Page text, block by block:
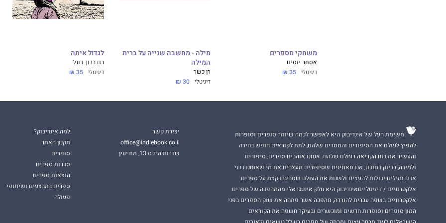
משחקי מספרים
אסתר יוסים
דיגיטלי 35 ₪
מילה - מחשבה שנייה על ברית
המילה
רן כשר
דיגיטלי 30 ₪
לגדול איתה
רם ברוך דונל
דיגיטלי 35 ₪
משימת העל של אינדיבוק היא לאפשר לכמה שיותר סופרים וסופרות
להפיץ לעולם את הסיפורים והמסרים שלהם, לתת לקוראים חופש בחירה
והעשיר את כוח הקריאה בעולם שלהם. אנחנו אוהבים ספרים, סיפורים
ולמידה, בדיוק כמוכם, אנו מאמינים שסיפורים מעצבים את מי שאנחנו כבני
אדם ומילים יכולות להעצים ולשנות את העולם שסביבנו.קצת על ספרים
אלקטרוניים / דיגיטלייםאינדיבוק היא חלק אינטגראלי מהמהפכה של ספרים
אלקטרוניים בשפה עברית להורדה, מהפכה אשר פתחה את שוק הספרים בפני
המון סופרים וסופרות חדשים ומוכשרים ובעיקר חשפה את הקוראים
יצירת קשר
office@indiebook.co.il
שדרות הרכס 13, מודיעין
למה אינדיבוק?
תקנון האתר
סופרים
סדרות ספרים
הוצאות ספרים
ספרים במבצעים ושיתופי
פעולה